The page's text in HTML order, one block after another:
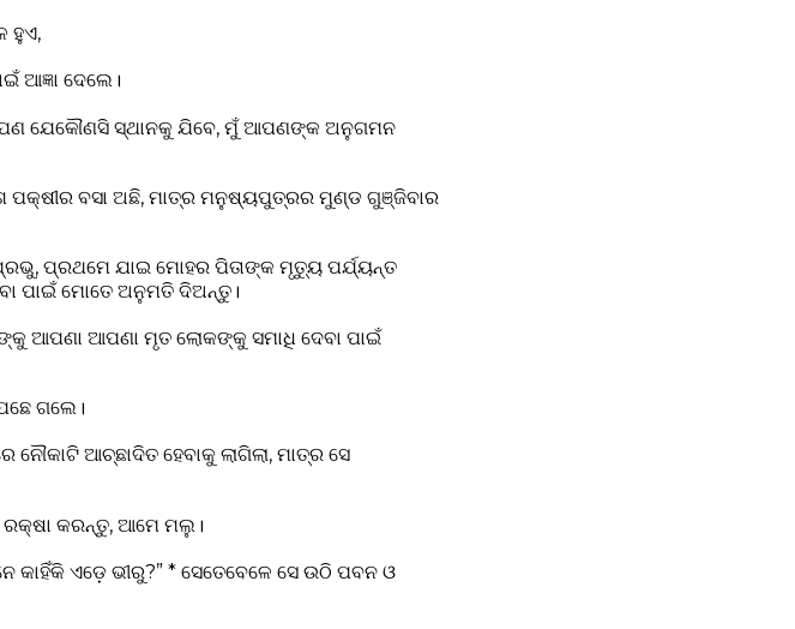
ହୁଏ,
ଆଜ୍ଞା ଦେଲେ।
ଯେକୌଣସି ସ୍ଥାନକୁ ଯିବେ, ମୁଁ ଆପଣଙ୍କ ଅନୁଗମନ
ପକ୍ଷୀର ବସା ଅଛି, ମାତ୍ର ମନୁଷ୍ୟପୁତ୍ରର ମୁଣ୍ଡ ଗୁଞ୍ଜିବାର
ପ୍ରଥମେ ଯାଇ ମୋହର ପିତାଙ୍କ ମୃତ୍ୟୁ ପର୍ଯ୍ୟନ୍ତ
ପାଇଁ ମୋତେ ଅନୁମତି ଦିଅନ୍ତୁ।
ଆପଣା ଆପଣା ମୃତ ଲୋକଙ୍କୁ ସମାଧି ଦେବା ପାଇଁ
ଗଲେ।
ଆଚ୍ଛାଦିତ ହେବାକୁ ଲାଗିଲା, ମାତ୍ର ସେ
ରକ୍ଷା କରନ୍ତୁ, ଆମେ ମଲୁ।
କାହିଁକି ଏଡ଼େ ଭୀରୁ?” * ସେତେବେଳେ ସେ ଉଠି ପବନ ଓ